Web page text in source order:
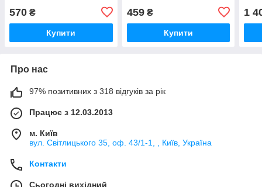
570 ₴
Купити
459₴
Купити
1
Про нас
97% позитивних з 318 відгуків за рік
Працює з 12.03.2013
м. Київ
вул. Світлицького 35, оф. 43/1-1, , Київ, Україна
Контакти
Сьогодні вихідний